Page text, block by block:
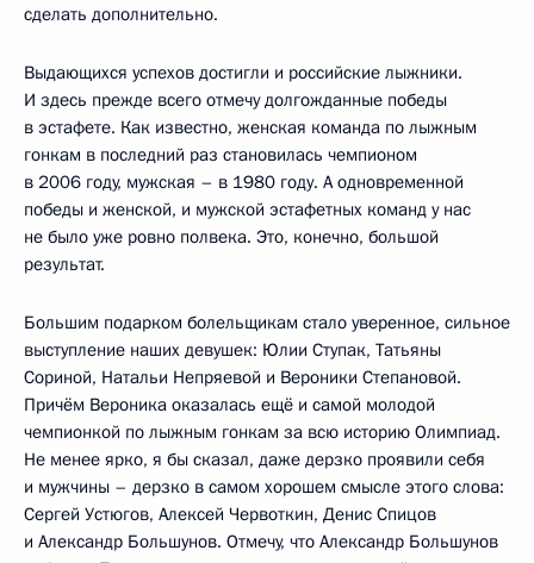
сделать дополнительно.
Выдающихся успехов достигли и российские лыжники.
И здесь прежде всего отмечу долгожданные победы
в эстафете. Как известно, женская команда по лыжным
гонкам в последний раз становилась чемпионом
в 2006 году, мужская – в 1980 году. А одновременной
победы и женской, и мужской эстафетных команд у нас
не было уже ровно полвека. Это, конечно, большой
результат.
Большим подарком болельщикам стало уверенное, сильное
выступление наших девушек: Юлии Ступак, Татьяны
Сориной, Натальи Непряевой и Вероники Степановой.
Причём Вероника оказалась ещё и самой молодой
чемпионкой по лыжным гонкам за всю историю Олимпиад.
Не менее ярко, я бы сказал, даже дерзко проявили себя
и мужчины – дерзко в самом хорошем смысле этого слова:
Сергей Устюгов, Алексей Червоткин, Денис Спицов
и Александр Большунов. Отмечу, что Александр Большунов